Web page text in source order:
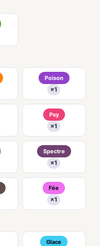
Poison
×1
Psy
×1
Spectre
×1
Fée
×1
Glace